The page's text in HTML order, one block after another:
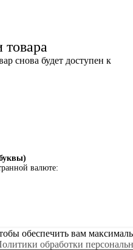
товара
снова будет доступен к
валюте:
обеспечить вам
обработки